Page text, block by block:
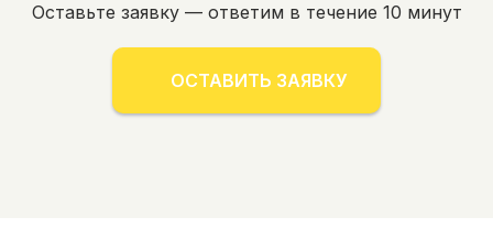
Оставьте заявку — ответим в течение 10 минут
ОСТАВИТЬ ЗАЯВКУ